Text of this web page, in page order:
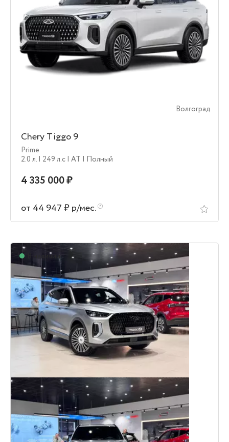
Волгоград
Chery Tiggo 9
Prime
2.0 л. | 249 л.c | AT | Полный
4 335 000 ₽
от 44 947 ₽ р/мес.
В наличии